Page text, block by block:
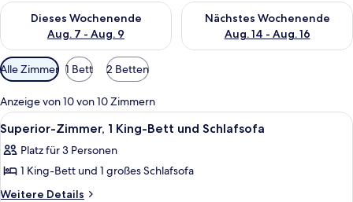
Dieses Wochenende
Aug. 7 - Aug. 9
Überprüfe die Verfügbarkeit für dieses Wochenende, Aug. 7
Nächstes Wochenende
Aug. 14 - Aug. 16
Überprüfe die Verfügbarkeit
Verfügbare
Filter
für
Zimmer
Alle Zimmer 1 Bett 2 Betten
Anzeige von 10 von 10 Zimmern
Alle
Fotos
für
Superior-
Zimmer,
Ein modernes Hotelzimmer mit
8
Superior-Zimmer, 1 King-Bett und Schlafsofa
Platz für 3 Personen
1 King-Bett und 1 großes Schlafsofa
Weitere Details
Weitere